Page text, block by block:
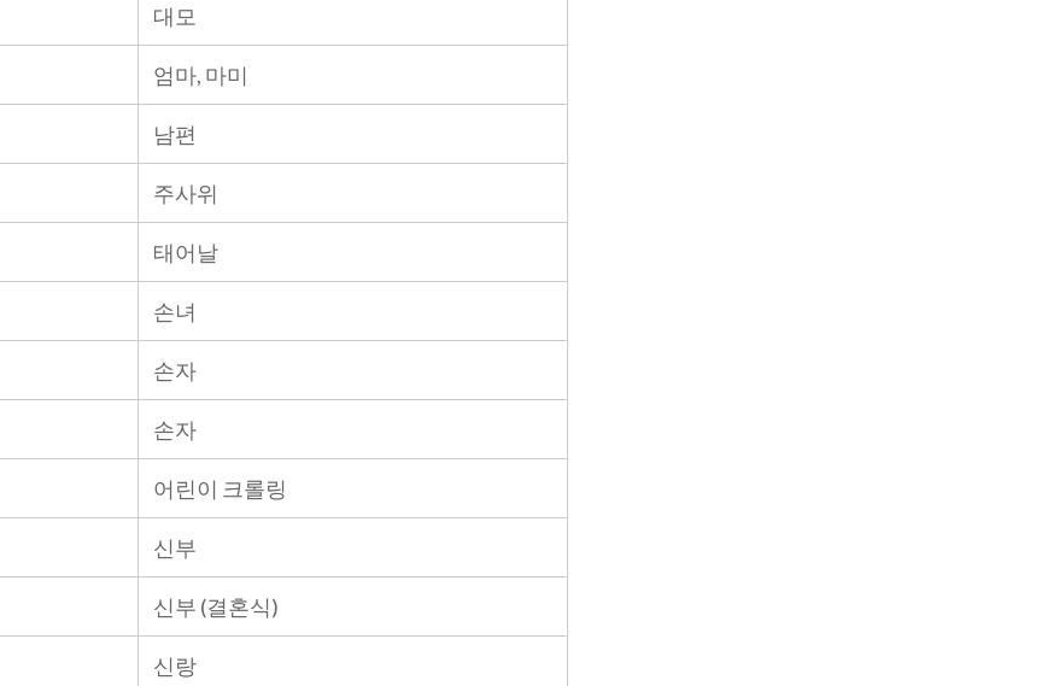
대모
엄마, 마미
남편
주사위
태어날
손녀
손자
손자
어린이 크롤링
신부
신부 (결혼식)
신랑